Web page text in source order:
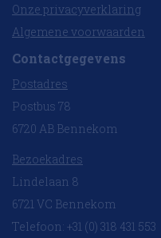
Onze privacyverklaring
Algemene voorwaarden
Contactgegevens
Postadres
Postbus 78
6720 AB Bennekom
Bezoekadres
Lindelaan 8
6721 VC Bennekom
Telefoon: +31 (0) 318 431 553